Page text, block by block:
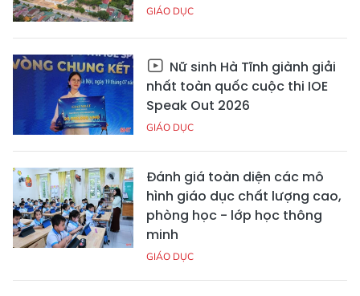
GIÁO DỤC
Nữ sinh Hà Tĩnh giành giải
nhất toàn quốc cuộc thi IOE
Speak Out 2026
GIÁO DỤC
Đánh giá toàn diện các mô
hình giáo dục chất lượng cao,
phòng học - lớp học thông
minh
GIÁO DỤC